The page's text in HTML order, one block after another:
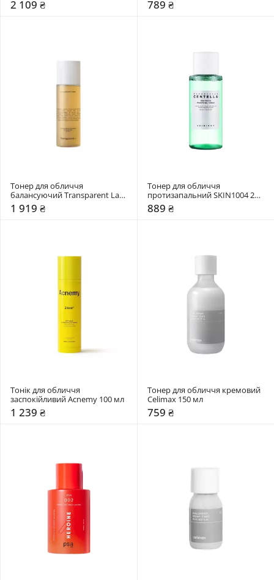
2 109 ₴ 789 ₴
Тонер для обличчя
балансуючий Transparent Lab
130 мл
1 919 ₴
Тонер для обличчя
протизапальний SKIN1004 210
мл
889 ₴
Тонік для обличчя
заспокійливий Acnemy 100 мл
1 239 ₴
Тонер для обличчя кремовий
Celimax 150 мл
759 ₴